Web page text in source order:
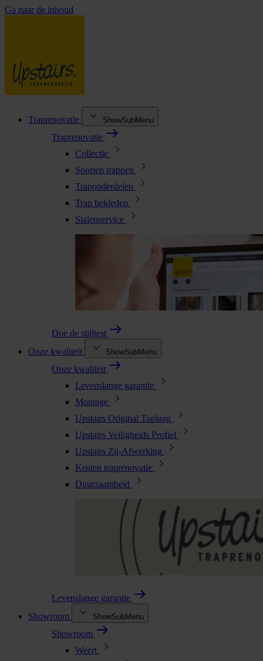
Ga naar de inhoud
Traprenovatie ShowSubMenu
Traprenovatie
Collectie
Soorten trappen
Traponderdelen
Trap bekleden
Stalenservice
Doe de stijltest
Onze kwaliteit
ShowSubMenu
Onze kwaliteit
Levenslange garantie
Montage
Upstairs Original Toplaag
Upstairs Veiligheids Profiel
Upstairs Zij-Afwerking
Kosten traprenovatie
Duurzaamheid
Levenslange garantie
Showroom
ShowSubMenu
Showroom
Weert